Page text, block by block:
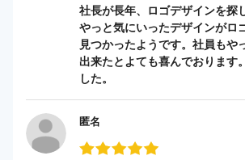
社長が長年、ロゴデザインを探
やっと気にいったデザインがロ
見つかったようです。社員もや
出来たとよても喜んでおります
した。
匿名